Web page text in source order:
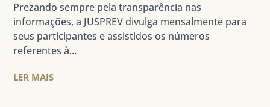
Prezando sempre pela transparência nas
informações, a JUSPREV divulga mensalmente para
seus participantes e assistidos os números
referentes à...
LER MAIS